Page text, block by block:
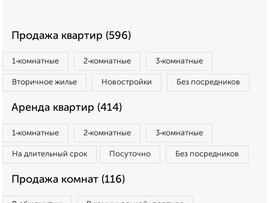
Продажа квартир (596)
1‑комнатные 2‑комнатные 3‑комнатные
Вторичное жилье Новостройки Без посредников
Аренда квартир (414)
1‑комнатные 2‑комнатные 3‑комнатные
На длительный срок Посуточно Без посредников
Продажа комнат (116)